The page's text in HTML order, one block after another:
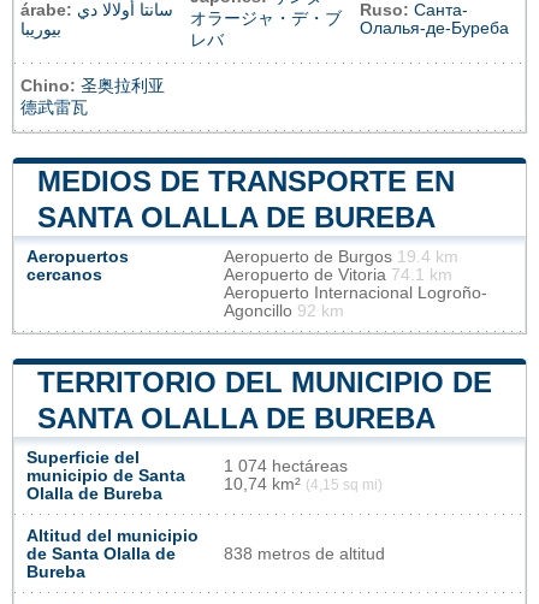
árabe: سانتا أولالا دي
بيوريبا
オラージャ・デ・ブ
レバ
Ruso: Санта-
Олалья-де-Буреба
Chino: 圣奥拉利亚
德武雷瓦
MEDIOS DE TRANSPORTE EN
SANTA OLALLA DE BUREBA
Aeropuertos
cercanos
Aeropuerto de Burgos 19.4 km
Aeropuerto de Vitoria 74.1 km
Aeropuerto Internacional Logroño-
Agoncillo 92 km
TERRITORIO DEL MUNICIPIO DE
SANTA OLALLA DE BUREBA
Superficie del
municipio de Santa
Olalla de Bureba
1 074 hectáreas
10,74 km² (4,15 sq mi)
Altitud del municipio
de Santa Olalla de
Bureba
838 metros de altitud